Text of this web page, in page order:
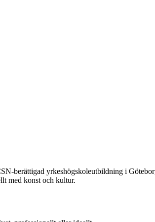
berättigad yrkeshögskoleutbildning i
med konst och kultur.​